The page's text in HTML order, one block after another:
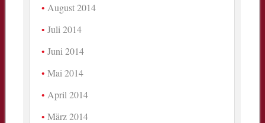
August 2014
Juli 2014
Juni 2014
Mai 2014
April 2014
März 2014